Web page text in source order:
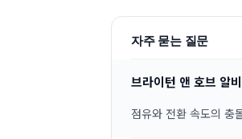
자주 묻는 질문
브라이턴 앤 호브 알
점유와 전환 속도의 충